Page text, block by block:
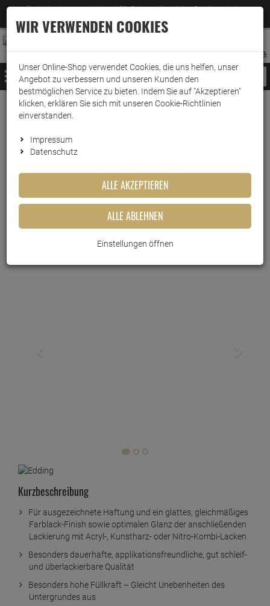
Jetzt für den Newsletter entscheiden und 5% Rabatt auf Ihre nächste Bestellung erhalten
–Zum Newsletter
ANMELDEN
AUFKLAPPEN
MERKZETTEL
WARENKORB:
MENÜ
Weiter einkaufen www.wark24.de Leben & Wohnen
Baumarkt
Sprays & Marker
edding Permanent Spray
Kunststoffgrundierung 200ml
Kurzbeschreibung
Für ausgezeichnete Haftung und ein glattes, gleichmäßiges
Farblack-Finish sowie optimalen Glanz der anschließenden
Lackierung mit Acryl-, Kunstharz- oder Nitro-Kombi-Lacken
Besonders dauerhafte, applikationsfreundliche, gut schleif-
und überlackierbare Qualität
Besonders hohe Füllkraft – Gleicht Unebenheiten des
Untergrundes aus
WIR VERWENDEN COOKIES
Unser Online-Shop verwendet Cookies, die uns helfen, unser
Angebot zu verbessern und unseren Kunden den
bestmöglichen Service zu bieten. Indem Sie auf "Akzeptieren"
klicken, erklären Sie sich mit unseren Cookie-Richtlinien
einverstanden.
Impressum
Datenschutz
ALLE AKZEPTIEREN
ALLE ABLEHNEN
Einstellungen öffnen